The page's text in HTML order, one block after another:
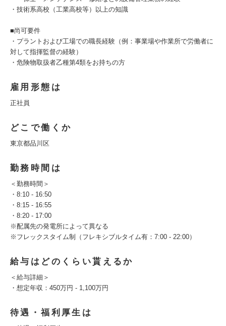
・技術系高校（工業高校等）以上の知識
■尚可要件
・プラントおよび工場での職長経験（例：事業場や作業所で労働者に
対して指揮監督の経験）
・危険物取扱者乙種第4類をお持ちの方
雇用形態は
正社員
どこで働くか
東京都品川区
勤務時間は
＜勤務時間＞
・8:10 - 16:50
・8:15 - 16:55
・8:20 - 17:00
※配属先の発電所によって異なる
※フレックスタイム制（フレキシブルタイム有：7:00 - 22:00）
給与はどのくらい貰えるか
＜給与詳細＞
・想定年収：450万円 - 1,100万円
待遇・福利厚生は